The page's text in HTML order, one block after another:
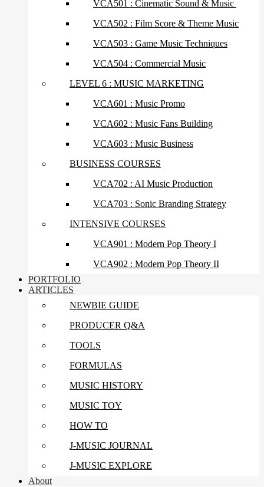
VCA501 : Cinematic Sound & Music
VCA502 : Film Score & Theme Music
VCA503 : Game Music Techniques
VCA504 : Commercial Music
LEVEL 6 : MUSIC MARKETING
VCA601 : Music Promo
VCA602 : Music Fans Building
VCA603 : Music Business
BUSINESS COURSES
VCA702 : AI Music Production
VCA703 : Sonic Branding Strategy
INTENSIVE COURSES
VCA901 : Modern Pop Theory I
VCA902 : Modern Pop Theory II
PORTFOLIO
ARTICLES
NEWBIE GUIDE
PRODUCER Q&A
TOOLS
FORMULAS
MUSIC HISTORY
MUSIC TOY
HOW TO
J-MUSIC JOURNAL
J-MUSIC EXPLORE
About